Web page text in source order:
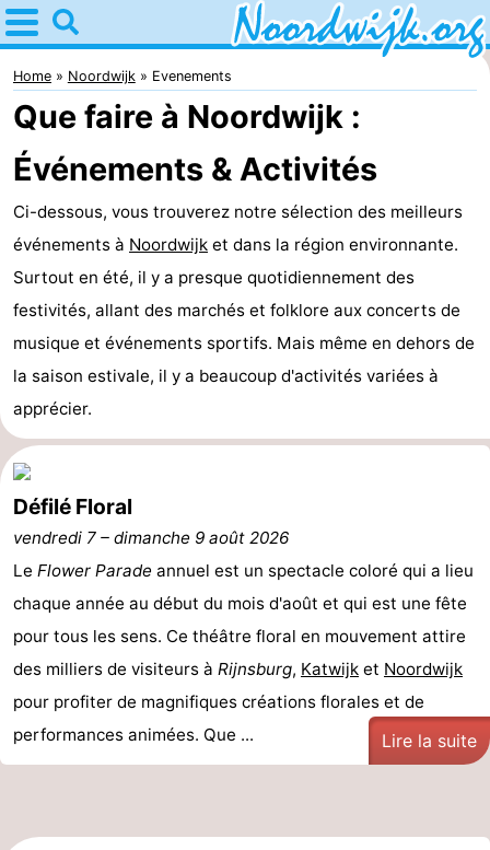
Home
Noordwijk
Astuces
Avec
les
enfants
Passer
la
nuit
Appartements
Campings
Chambre
d'hôtes
Chaumières
-
De
Gouden
Spar
-
De
Noordduinen
-
Duinresort
Dunimar
-
Noordwijkse
Duinen
-
Parc
du
Hôtels
Last
Home Noordwijk Evenements
Que faire à Noordwijk :
Événements & Activités
Ci-dessous, vous trouverez notre sélection des meilleurs
événements à Noordwijk et dans la région environnante.
Surtout en été, il y a presque quotidiennement des
festivités, allant des marchés et folklore aux concerts de
musique et événements sportifs. Mais même en dehors de
la saison estivale, il y a beaucoup d'activités variées à
apprécier.
Défilé Floral
vendredi 7 – dimanche 9 août 2026
Le Flower Parade annuel est un spectacle coloré qui a lieu
chaque année au début du mois d'août et qui est une fête
pour tous les sens. Ce théâtre floral en mouvement attire
des milliers de visiteurs à Rijnsburg, Katwijk et Noordwijk
pour profiter de magnifiques créations florales et de
performances animées. Que ...
Lire la suite